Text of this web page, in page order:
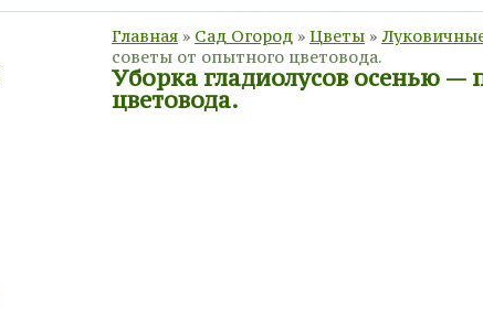
Главная » Сад Огород » Цветы »
советы от опытного цветовода.
Уборка гладиолусов осенью
цветовода.